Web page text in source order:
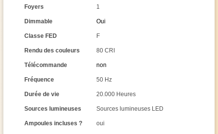
Foyers 1
Dimmable Oui
Classe FED F
Rendu des couleurs 80 CRI
Télécommande non
Fréquence 50 Hz
Durée de vie 20.000 Heures
Sources lumineuses Sources lumineuses LED
Ampoules incluses ? oui